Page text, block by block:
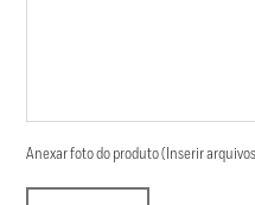
Anexar foto do produto (Inserir